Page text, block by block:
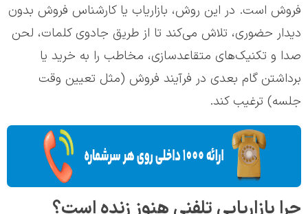
فروش است. در این روش، بازاریاب یا کارشناس فروش بدون
دیدار حضوری، تلاش می‌کند تا از طریق جادوی کلمات، لحن
صدا و تکنیک‌های متقاعدسازی، مخاطب را به خرید یا
برداشتن گام بعدی در فرآیند فروش (مثل تعیین وقت
جلسه) ترغیب کند.